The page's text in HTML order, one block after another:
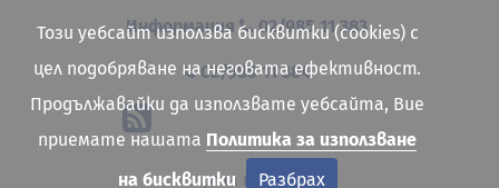
Информация 02/985 11 383
02/985 11 384
Карта на сайта
Този уебсайт използва бисквитки (cookies) с
цел подобряване на неговата ефективност.
Продължавайки да използвате уебсайта, Вие
приемате нашата Политика за използване
на бисквитки
Разбрах